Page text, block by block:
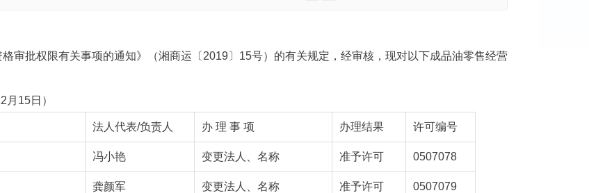
审批权限有关事项的通知》（湘商运〔2019〕15号）的有关规定，经审核，现对以下成品油零售经营
15日）
法人代表/负责人 办 理 事 项 办理结果 许可编号
冯小艳 变更法人、名称 准予许可 0507078
龚颜军 变更法人、名称 准予许可 0507079